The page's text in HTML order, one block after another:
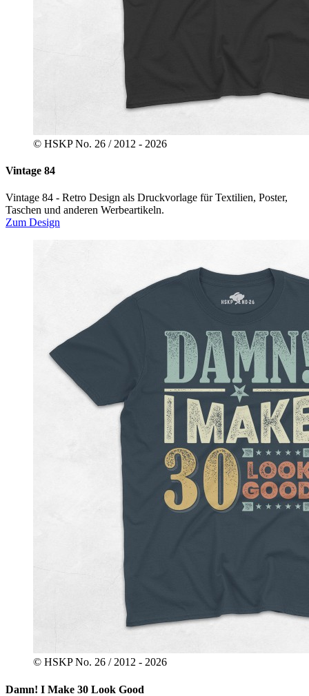
© HSKP No. 26 / 2012 - 2026
Vintage 84
Vintage 84 - Retro Design als Druckvorlage für Textilien, Poster,
Taschen und anderen Werbeartikeln.​
Zum Design
© HSKP No. 26 / 2012 - 2026
Damn! I Make 30 Look Good